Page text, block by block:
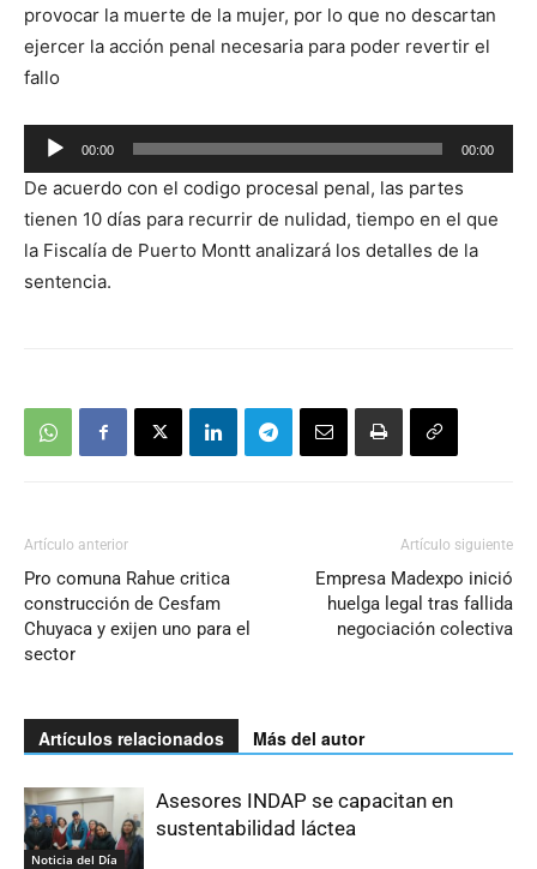
provocar la muerte de la mujer, por lo que no descartan
ejercer la acción penal necesaria para poder revertir el
fallo
Reproductor
de
audio
00:00 00:00
De acuerdo con el codigo procesal penal, las partes
tienen 10 días para recurrir de nulidad, tiempo en el que
la Fiscalía de Puerto Montt analizará los detalles de la
sentencia.
Artículo anterior
Pro comuna Rahue critica
construcción de Cesfam
Chuyaca y exijen uno para el
sector
Artículo siguiente
Empresa Madexpo inició
huelga legal tras fallida
negociación colectiva
Artículos relacionados Más del autor
Noticia del Día
Asesores INDAP se capacitan en
sustentabilidad láctea